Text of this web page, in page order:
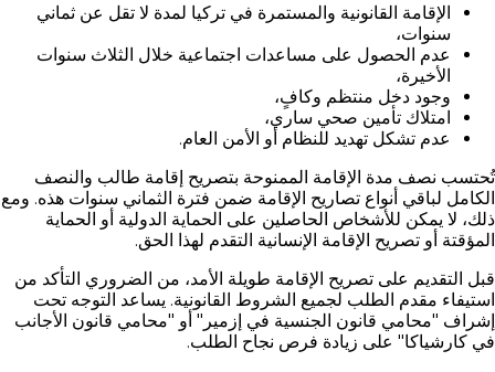
الإقامة القانونية والمستمرة في تركيا لمدة لا تقل عن ثماني
سنوات،
عدم الحصول على مساعدات اجتماعية خلال الثلاث سنوات
الأخيرة،
وجود دخل منتظم وكافٍ،
امتلاك تأمين صحي ساري،
عدم تشكل تهديد للنظام أو الأمن العام.
تُحتسب نصف مدة الإقامة الممنوحة بتصريح إقامة طالب والنصف
الكامل لباقي أنواع تصاريح الإقامة ضمن فترة الثماني سنوات هذه. ومع
ذلك، لا يمكن للأشخاص الحاصلين على الحماية الدولية أو الحماية
المؤقتة أو تصريح الإقامة الإنسانية التقدم لهذا الحق.
قبل التقديم على تصريح الإقامة طويلة الأمد، من الضروري التأكد من
استيفاء مقدم الطلب لجميع الشروط القانونية. يساعد التوجه تحت
إشراف "محامي قانون الجنسية في إزمير" أو "محامي قانون الأجانب
في كارشياكا" على زيادة فرص نجاح الطلب.